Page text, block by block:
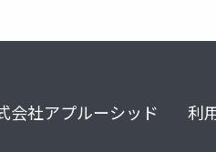
会社アプルーシッド 利